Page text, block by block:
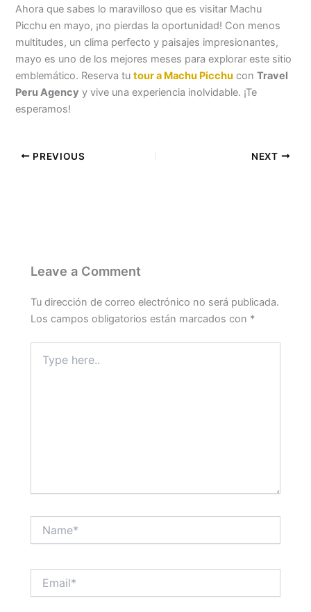
Ahora que sabes lo maravilloso que es visitar Machu
Picchu en mayo, ¡no pierdas la oportunidad! Con menos
multitudes, un clima perfecto y paisajes impresionantes,
mayo es uno de los mejores meses para explorar este sitio
emblemático. Reserva tutour a Machu Picchu conTravel
Peru Agency y vive una experiencia inolvidable. ¡Te
esperamos!
PREVIOUS NEXT
Leave a Comment
Tu dirección de correo electrónico no será publicada.
Los campos obligatorios están marcados con *
here..